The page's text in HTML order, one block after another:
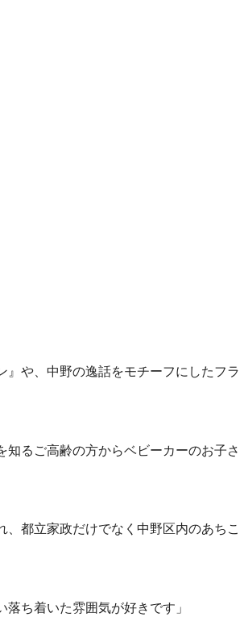
』や、中野の逸話をモチーフにしたフラ
知るご高齢の方からベビーカーのお子さ
、都立家政だけでなく中野区内のあちこ
ち着いた雰囲気が好きです」